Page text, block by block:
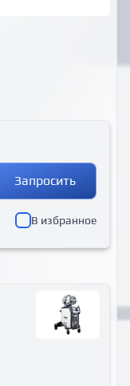
Запросить
В избранное